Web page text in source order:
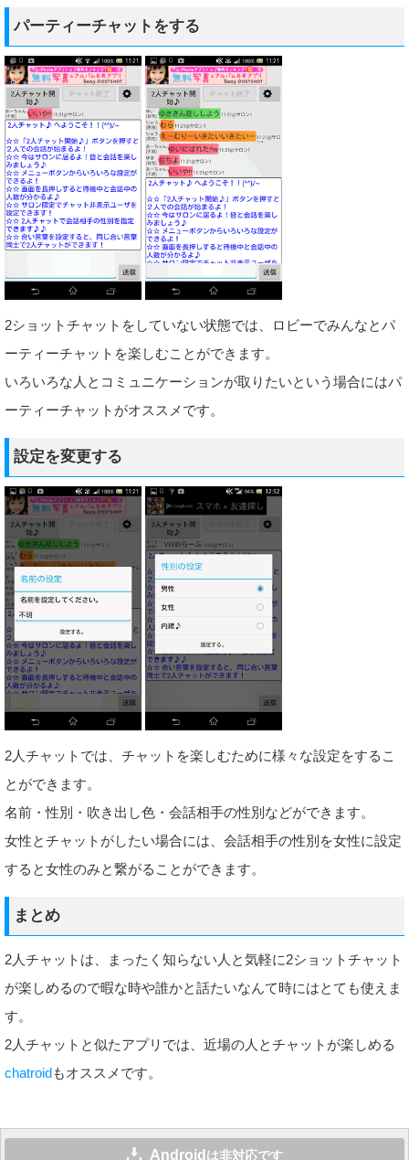
パーティーチャットをする
2ショットチャットをしていない状態では、ロビーでみんなとパ
ーティーチャットを楽しむことができます。
いろいろな人とコミュニケーションが取りたいという場合にはパ
ーティーチャットがオススメです。
設定を変更する
2人チャットでは、チャットを楽しむために様々な設定をするこ
とができます。
名前・性別・吹き出し色・会話相手の性別などができます。
女性とチャットがしたい場合には、会話相手の性別を女性に設定
すると女性のみと繋がることができます。
まとめ
2人チャットは、まったく知らない人と気軽に2ショットチャット
が楽しめるので暇な時や誰かと話たいなんて時にはとても使えま
す。
2人チャットと似たアプリでは、近場の人とチャットが楽しめる
chatroidもオススメです。
Android は非対応です